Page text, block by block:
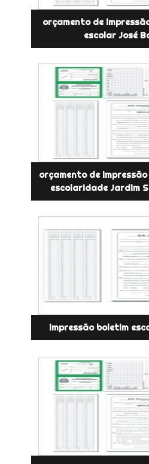
orçamento de
escolar José
orçamento de
escolaridade Jardim
impressão boletim